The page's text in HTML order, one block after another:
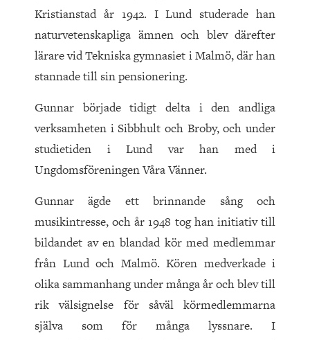
Kristianstad år 1942. I Lund studerade han
naturvetenskapliga ämnen och blev därefter
lärare vid Tekniska gymnasiet i Malmö, där han
stannade till sin pensionering.
Gunnar började tidigt delta i den andliga
verksamheten i Sibbhult och Broby, och under
studietiden i Lund var han med i
Ungdomsföreningen Våra Vänner.
Gunnar ägde ett brinnande sång och
musikintresse, och år 1948 tog han initiativ till
bildandet av en blandad kör med medlemmar
från Lund och Malmö. Kören medverkade i
olika sammanhang under många år och blev till
rik välsignelse för såväl körmedlemmarna
själva som för många lyssnare. I